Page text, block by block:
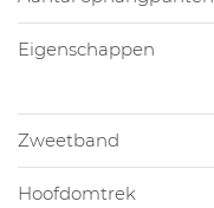
Eigenschappen
Zweetband
Hoofdomtrek